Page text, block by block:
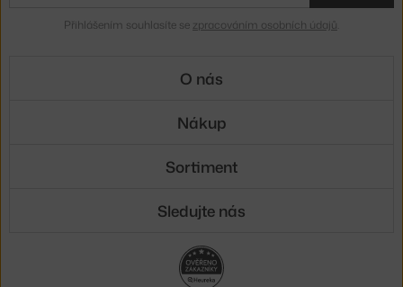
Přihlášením souhlasíte se zpracováním osobních údajů
O nás
Nákup
Sortiment
Sledujte nás